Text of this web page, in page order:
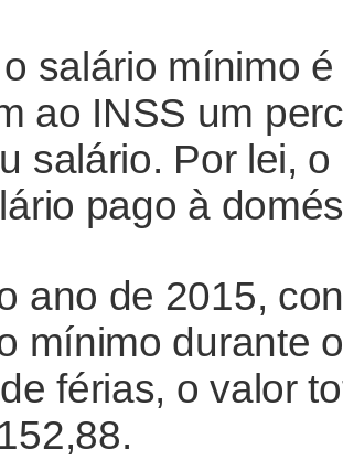
salário mínimo
ao INSS um
salário. Por lei,
pago à
ano de 2015,
mínimo durante
férias, o valor